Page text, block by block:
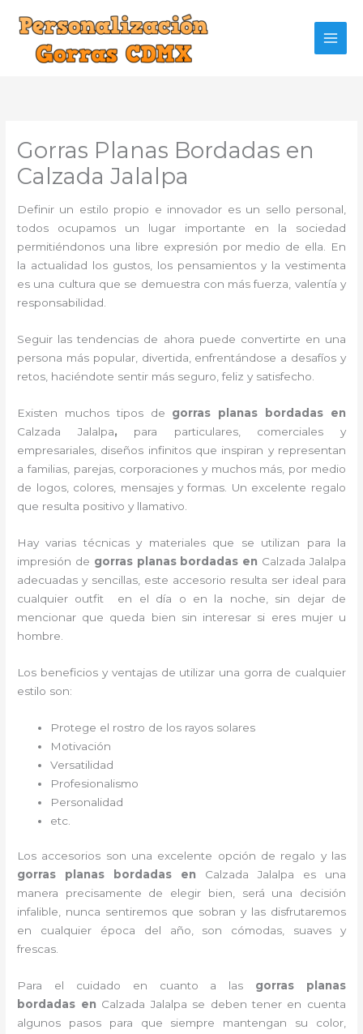
contenido
Gorras Planas Bordadas en
Calzada Jalalpa
Definir un estilo propio e innovador es un sello personal,
todos ocupamos un lugar importante en la sociedad
permitiéndonos una libre expresión por medio de ella. En
la actualidad los gustos, los pensamientos y la vestimenta
es una cultura que se demuestra con más fuerza, valentía y
responsabilidad.
Seguir las tendencias de ahora puede convertirte en una
persona más popular, divertida, enfrentándose a desafíos y
retos, haciéndote sentir más seguro, feliz y satisfecho.
Existen muchos tipos de gorras planas bordadas en
Calzada Jalalpa, para particulares, comerciales y
empresariales, diseños infinitos que inspiran y representan
a familias, parejas, corporaciones y muchos más, por medio
de logos, colores, mensajes y formas. Un excelente regalo
que resulta positivo y llamativo.
Hay varias técnicas y materiales que se utilizan para la
impresión de gorras planas bordadas en Calzada Jalalpa
adecuadas y sencillas, este accesorio resulta ser ideal para
cualquier outfit en el día o en la noche, sin dejar de
mencionar que queda bien sin interesar si eres mujer u
hombre.
Los beneficios y ventajas de utilizar una gorra de cualquier
estilo son:
Protege el rostro de los rayos solares
Motivación
Versatilidad
Profesionalismo
Personalidad
etc.
Los accesorios son una excelente opción de regalo y las
gorras planas bordadas en Calzada Jalalpa es una
manera precisamente de elegir bien, será una decisión
infalible, nunca sentiremos que sobran y las disfrutaremos
en cualquier época del año, son cómodas, suaves y
frescas.
Para el cuidado en cuanto a las gorras planas
bordadas en Calzada Jalalpa se deben tener en cuenta
algunos pasos para que siempre mantengan su color,